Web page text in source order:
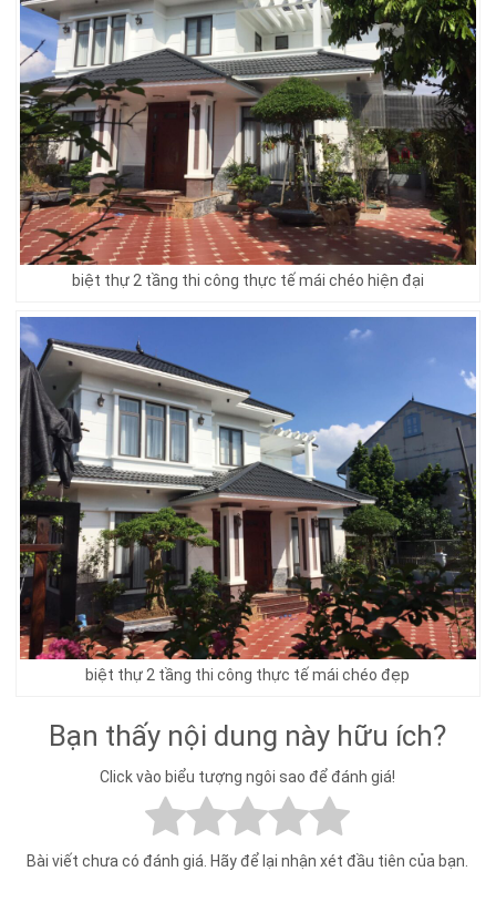
biệt thự 2 tầng thi công thực tế mái chéo hiện đại
biệt thự 2 tầng thi công thực tế mái chéo đẹp
Bạn thấy nội dung này hữu ích?
Click vào biểu tượng ngôi sao để đánh giá!
Bài viết chưa có đánh giá. Hãy để lại nhận xét đầu tiên của bạn.